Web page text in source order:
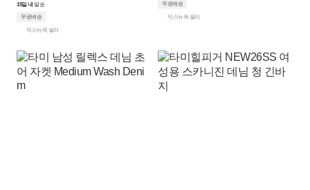
15일 내 발송
무료배송
믹스뉴욕 셀러
무료배송
믹스뉴욕 셀러